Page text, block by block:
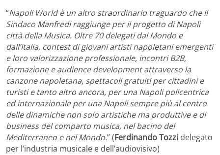
“Napoli World è un altro straordinario traguardo che il
Sindaco Manfredi raggiunge per il progetto di Napoli
città della Musica. Oltre 70 delegati dal Mondo e
dall’Italia, contest di giovani artisti napoletani emergenti
e loro valorizzazione professionale, incontri B2B,
formazione e audience development attraverso la
canzone napoletana, spettacoli gratuiti per cittadini e
turisti e tanto altro ancora, per una Napoli policentrica
ed internazionale per una Napoli sempre più al centro
delle dinamiche non solo artistiche ma produttive e di
business del comparto musica, nel bacino del
Mediterraneo e nel Mondo.” (FerdinandoTozzi delegato
per l’industria musicale e dell’audiovisivo)